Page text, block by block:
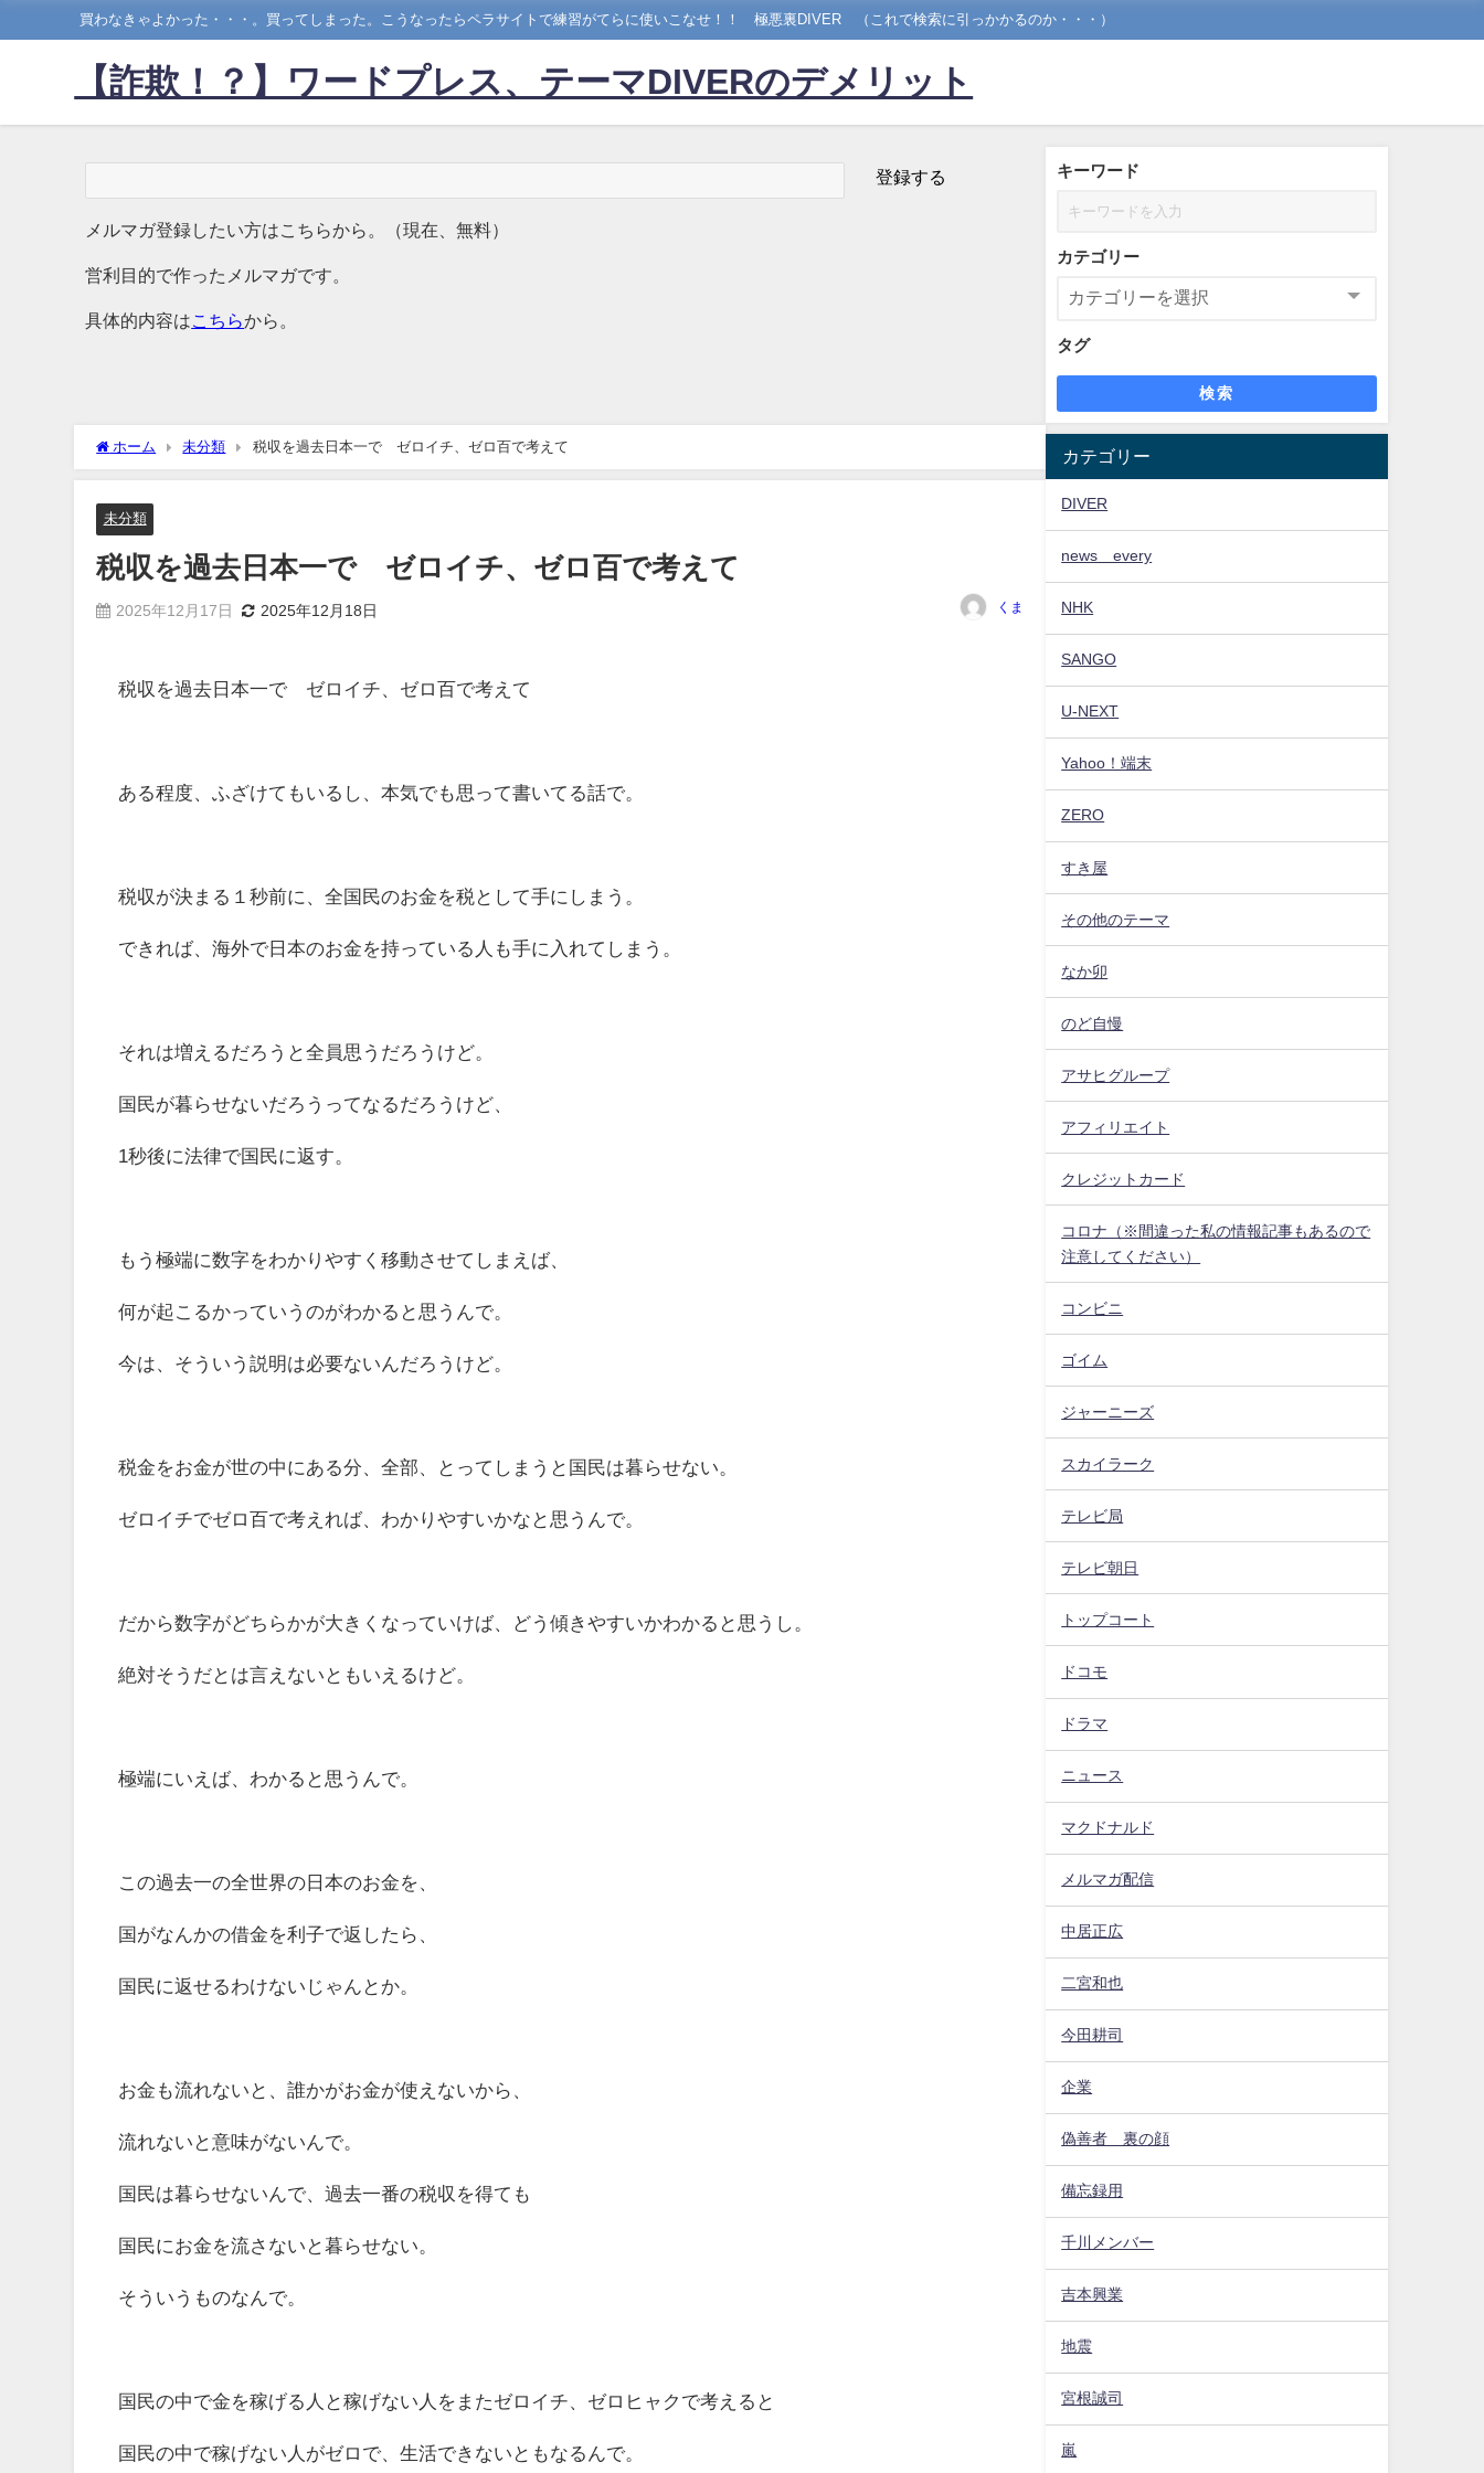
買わなきゃよかった・・・。買ってしまった。こうなったらペラサイトで練習がてらに使いこなせ！！ 極悪裏DIVER （これで検索に引っかかるのか・・・）
【詐欺！？】ワードプレス、テーマDIVERのデメリット
メルマガ登録したい方はこちらから。（現在、無料）
営利目的で作ったメルマガです。
具体的内容は こちらから。
ホーム 未分類 税収を過去日本一で ゼロイチ、ゼロ百で考えて
未分類
税収を過去日本一で ゼロイチ、ゼロ百で考えて
2025年12月17日 2025年12月18日 くま
税収を過去日本一で ゼロイチ、ゼロ百で考えて
ある程度、ふざけてもいるし、本気でも思って書いてる話で。
税収が決まる１秒前に、全国民のお金を税として手にしまう。
できれば、海外で日本のお金を持っている人も手に入れてしまう。
それは増えるだろうと全員思うだろうけど。
国民が暮らせないだろうってなるだろうけど、
1秒後に法律で国民に返す。
もう極端に数字をわかりやすく移動させてしまえば、
何が起こるかっていうのがわかると思うんで。
今は、そういう説明は必要ないんだろうけど。
税金をお金が世の中にある分、全部、とってしまうと国民は暮らせない。
ゼロイチでゼロ百で考えれば、わかりやすいかなと思うんで。
だから数字がどちらかが大きくなっていけば、どう傾きやすいかわかると思うし。
絶対そうだとは言えないともいえるけど。
極端にいえば、わかると思うんで。
この過去一の全世界の日本のお金を、
国がなんかの借金を利子で返したら、
国民に返せるわけないじゃんとか。
お金も流れないと、誰かがお金が使えないから、
流れないと意味がないんで。
国民は暮らせないんで、過去一番の税収を得ても
国民にお金を流さないと暮らせない。
そういうものなんで。
国民の中で金を稼げる人と稼げない人をまたゼロイチ、ゼロヒャクで考えると
国民の中で稼げない人がゼロで、生活できないともなるんで。
キーワード
カテゴリー
タグ
検索
カテゴリー
DIVER
news every
NHK
SANGO
U-NEXT
Yahoo！端末
ZERO
すき屋
その他のテーマ
なか卯
のど自慢
アサヒグループ
アフィリエイト
クレジットカード
コロナ（※間違った私の情報記事もあるので
注意してください）
コンビニ
ゴイム
ジャーニーズ
スカイラーク
テレビ局
テレビ朝日
トップコート
ドコモ
ドラマ
ニュース
マクドナルド
メルマガ配信
中居正広
二宮和也
今田耕司
企業
偽善者 裏の顔
備忘録用
千川メンバー
吉本興業
地震
宮根誠司
嵐